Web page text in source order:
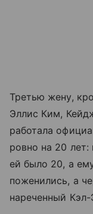
Третью жену,
Эллис Ким,
работала
ровно на 20 лет:
ей было 20, а
поженились, а
нареченный Кэл-